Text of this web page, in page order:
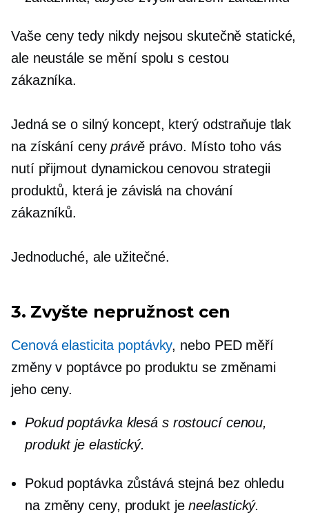
Vaše ceny tedy nikdy nejsou skutečně statické,
ale neustále se mění spolu s cestou
zákazníka.
Jedná se o silný koncept, který odstraňuje tlak
na získání cenyprávě právo. Místo toho vás
nutí přijmout dynamickou cenovou strategii
produktů, která je závislá na chování
zákazníků.
Jednoduché, ale užitečné.
3. Zvyšte nepružnost cen
Cenová elasticita poptávky, nebo PED měří
změny v poptávce po produktu se změnami
jeho ceny.
Pokud poptávka klesá s rostoucí cenou,
produkt je elastický.
Pokud poptávka zůstává stejná bez ohledu
na změny ceny, produkt jeneelastický.